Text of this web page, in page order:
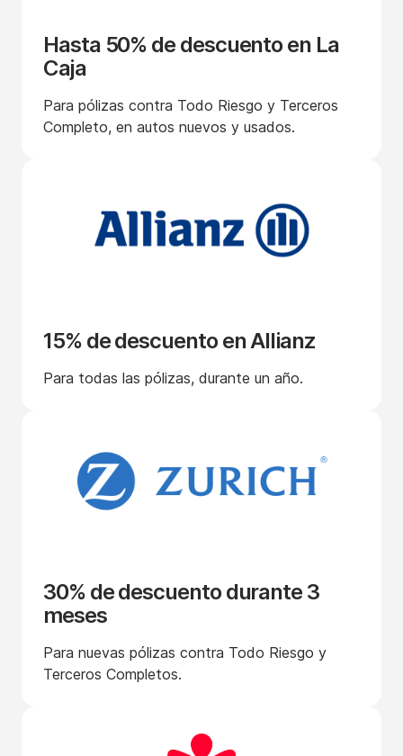
Hasta 50% de descuento en La
Caja
Para pólizas contra Todo Riesgo y Terceros
Completo, en autos nuevos y usados.
15% de descuento en Allianz
Para todas las pólizas, durante un año.
30% de descuento durante 3
meses
Para nuevas pólizas contra Todo Riesgo y
Terceros Completos.